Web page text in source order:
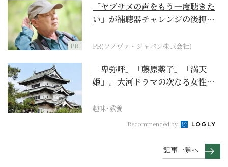
PR
「ヤブサメの声をもう一度聴きた
い」が補聴器チャレンジの後押し
PR(ソノヴァ・ジャパン株式会社)
「卑弥呼」「藤原薬子」「満天
姫」。大河ドラマの次なる女性主
趣味･教養
Recommended by
記事一覧へ